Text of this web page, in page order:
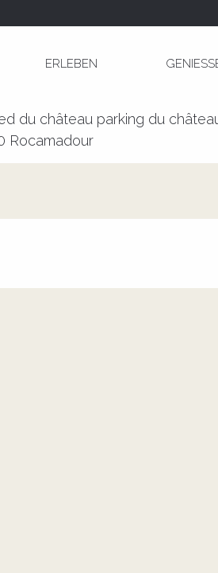
ERLEBEN
et d'histoire: Visite-découverte "Sur
Visite-
du château parking du
Rocamadour